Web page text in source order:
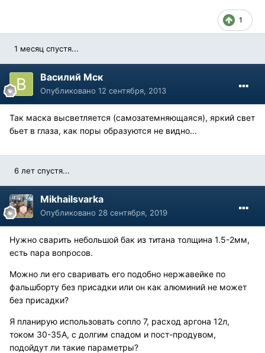
1
1 месяц спустя...
Василий Мск
Опубликовано 12 сентября, 2013
Так маска высветляется (самозатемняющаяся), яркий свет
бьет в глаза, как поры образуются не видно...
6 лет спустя...
Mikhailsvarka
Опубликовано 28 сентября, 2019
Нужно сварить небольшой бак из титана толщина 1.5-2мм,
есть пара вопросов.
Можно ли его сваривать его подобно нержавейке по
фальшборту без присадки или он как алюминий не может
без присадки?
Я планирую использовать сопло 7, расход аргона 12л,
током 30-35А, с долгим спадом и пост-продувом,
подойдут ли такие параметры?